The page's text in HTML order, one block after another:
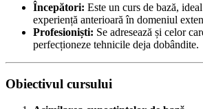
Începători: Este un curs de bază,
experiență anterioară în domeniul
Profesioniști: Se adresează și celor
perfecționeze tehnicile deja dobândite.
Obiectivul cursului